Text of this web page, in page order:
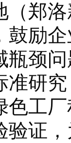
（郑
鼓励
瓶颈
准研
色工
验证